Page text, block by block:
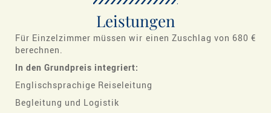
Leistungen
Für Einzelzimmer müssen wir einen Zuschlag von 680 €
berechnen.
In den Grundpreis integriert:
Englischsprachige Reiseleitung
Begleitung und Logistik